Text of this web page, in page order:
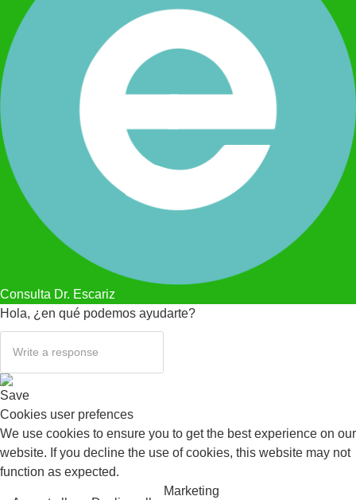
Consulta Dr. Escariz
Hola, ¿en qué podemos ayudarte?
Save
Cookies user prefences
We use cookies to ensure you to get the best experience on our
website. If you decline the use of cookies, this website may not
function as expected.
Marketing